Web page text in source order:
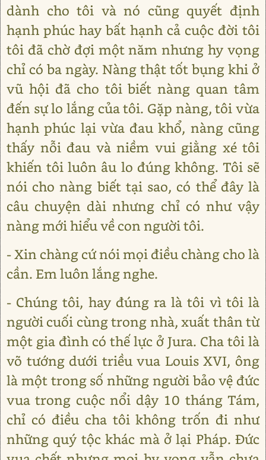
dành cho tôi và nó cũng quyết định
hạnh phúc hay bất hạnh cả cuộc đời tôi
tôi đã chờ đợi một năm nhưng hy vọng
chỉ có ba ngày. Nàng thật tốt bụng khi ở
vũ hội đã cho tôi biết nàng quan tâm
đến sự lo lắng của tôi. Gặp nàng, tôi vừa
hạnh phúc lại vừa đau khổ, nàng cũng
thấy nỗi đau và niềm vui giằng xé tôi
khiến tôi luôn âu lo đúng không. Tôi sẽ
nói cho nàng biết tại sao, có thể đây là
câu chuyện dài nhưng chỉ có như vậy
nàng mới hiểu về con người tôi.
- Xin chàng cứ nói mọi điều chàng cho là
cần. Em luôn lắng nghe.
- Chúng tôi, hay đúng ra là tôi vì tôi là
người cuối cùng trong nhà, xuất thân từ
một gia đình có thế lực ở Jura. Cha tôi là
võ tướng dưới triều vua Louis XVI, ông
là một trong số những người bảo vệ đức
vua trong cuộc nổi dậy 10 tháng Tám,
chỉ có điều cha tôi không trốn đi như
những quý tộc khác mà ở lại Pháp. Đức